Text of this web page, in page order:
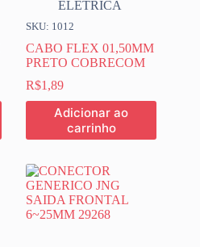
ELETRICA
SKU: 1012
CABO FLEX 01,50MM
PRETO COBRECOM
R$1,89
Adicionar ao
carrinho